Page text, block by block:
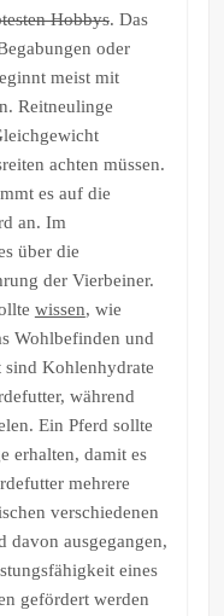
Hobbys. Das
oder
meist mit
Reitneulinge
achten müssen.
es auf die
an. Im
über die
der Vierbeiner.
wissen, wie
Wohlbefinden und
sind Kohlenhydrate
während
Ein Pferd sollte
erhalten, damit es
mehrere
verschiedenen
davon ausgegangen,
eines
gefördert werden